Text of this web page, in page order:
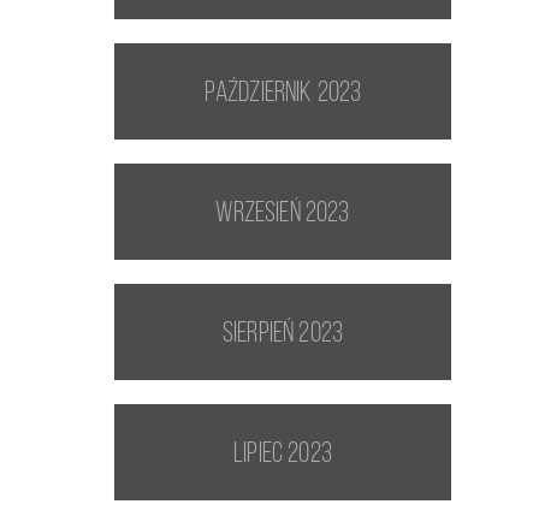
październik 2023
wrzesień 2023
sierpień 2023
lipiec 2023